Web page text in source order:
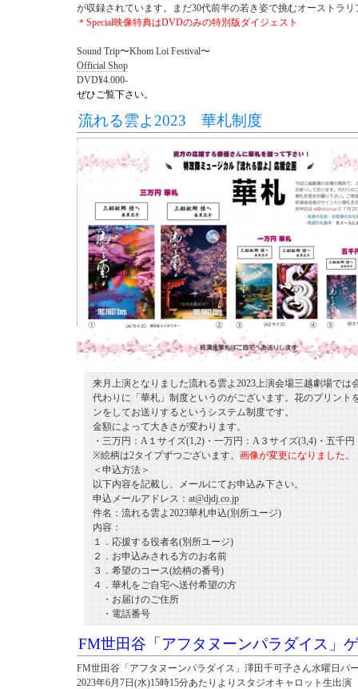
が収録されています。まだ30代前半の若き姿で挑むオーストラ
＊Special映像特典はDVDのみの特別版ダイジェスト
Sound Trip〜Khom Loi Festival〜
Official Shop
DVD¥4.000-
ぜひご覧下さい。
流れる雲よ2023 華札制度
来月上演となりました流れる雲よ2023上演会場三越劇場で
代わりに「華札」制度というのがございます。花のプリン
ンをしてお送りするというシステム制度です。
金額によって大きさが変わります。
・三万円：A１サイズ(1,2)・一万円：A３サイズ(3,4)・五千円
※絵柄は2タイプずつございます。画像が変更になりました。
＜申込方法＞
以下内容を記載し、メールにてお申込み下さい。
申込メールアドレス：at@djdj.co.jp
件名：流れる雲よ2023華札申込(別所ユージ)
内容：
１．応援する役者名(別所ユージ)
２．お申込みされる方のお名前
３．希望のコース(絵柄の番号)
４．華札をご自宅へ送付希望の方
・お届けのご住所
・電話番号
FM世田谷「アフタヌーンパラダイス」
FM世田谷「アフタヌーンパラダイス」澤田千可子さん水曜日パ
2023年6月7日(水)15時15分あたりよりスタジオキャロット生出演